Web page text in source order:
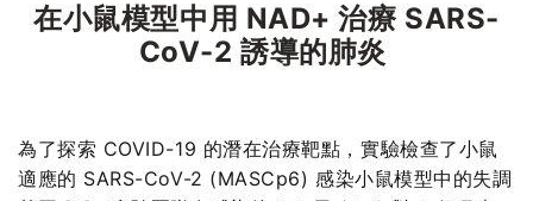
在小鼠模型中用 NAD+ 治療 SARS-
CoV-2 誘導的肺炎
為了探索 COVID-19 的潛在治療靶點，實驗檢查了小鼠
適應的 SARS-CoV-2 (MASCp6) 感染小鼠模型中的失調